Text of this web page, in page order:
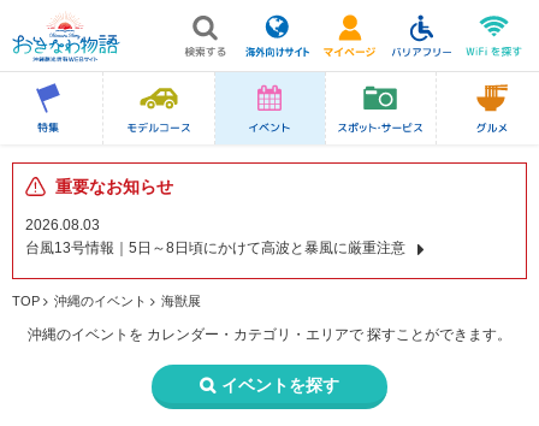
重要なお知らせ
2026.08.03
台風13号情報｜5日～8日頃にかけて高波と暴風に厳重注意
TOP 沖縄のイベント 海獣展
沖縄のイベントを カレンダー・カテゴリ・エリアで 探すことができます。
イベントを探す